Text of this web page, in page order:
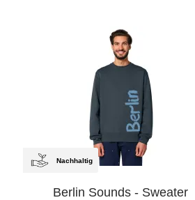
Nachhaltig
Berlin Sounds - Sweater